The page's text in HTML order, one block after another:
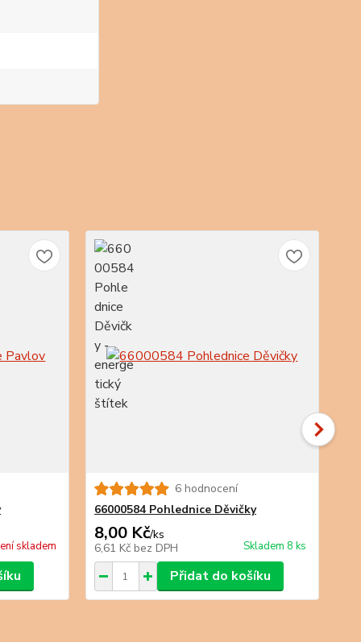
skladem
6 hodnocení
66000584 Pohlednice Děvičky
8,00 Kč/ks
6,61 Kč bez DPH Skladem 8 ks
Přidat do košíku